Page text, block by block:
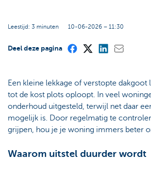
Leestijd: 3 minuten 10-06-2026 – 11:30
Deel deze pagina
Een kleine lekkage of verstopte dakgoot
tot de kost plots oploopt. In veel
onderhoud uitgesteld, terwijl net daar
mogelijk is. Door regelmatig te
grijpen, hou je je woning immers beter
Waarom uitstel duurder wordt